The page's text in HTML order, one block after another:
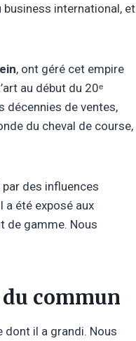
business international, et
, ont géré cet empire
au début du 20ᵉ
décennies de ventes,
du cheval de course,
des influences
a été exposé aux
de gamme. Nous
commun
dont il a grandi. Nous